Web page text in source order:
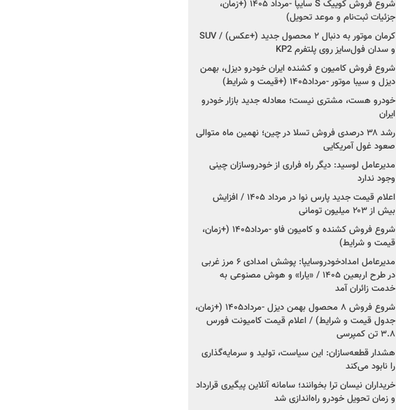
شروع فروش کوییک S سایپا -مرداد ۱۴۰۵ (+زمان،
جزئیات ثبت‌نام و موعد تحویل)
کرمان موتور به دنبال ۲ محصول جدید (+عکس) / SUV
و سدان فول‌سایز روی پلتفرم KP2
شروع فروش کامیون و کشنده ایران خودرو دیزل، بهمن
دیزل و سیبا موتور -مرداد۱۴۰۵ (+قیمت و شرایط)
خودرو هست، مشتری نیست؛ معادله جدید بازار خودرو
ایران
رشد ۳۸ درصدی فروش تسلا در چین؛ نهمین ماه متوالی
صعود غول آمریکایی
مدیرعامل لوسید: دیگر راه فراری از خودروسازان چینی
وجود ندارد
اعلام قیمت جدید پارس نوا در مرداد ۱۴۰۵ / افزایش
بیش از ۲۰۳ میلیون تومانی
شروع فروش کشنده و کامیون فاو -مرداد۱۴۰۵ (+زمان،
قیمت و شرایط)
مدیرعامل امدادخودروسایپا: پوشش امدادی ۶ مرز غربی
در طرح اربعین ۱۴۰۵ / «یارا» و هوش مصنوعی به
خدمت زائران آمد
شروع فروش ۸ محصول بهمن دیزل -مرداد۱۴۰۵ (+زمان،
جدول قیمت و شرایط) / اعلام قیمت کامیونت فورس
۳.۸ تن کمپرسی
هشدار قطعه‌سازان: این سیاست، تولید و سرمایه‌گذاری
را نابود می‌کند
خریداران نیسان ترا بخوانند؛ سامانه آنلاین پیگیری قرارداد
و زمان تحویل خودرو راه‌اندازی شد